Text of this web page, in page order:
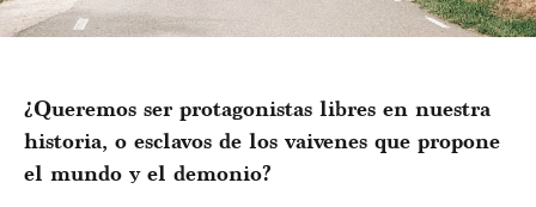
¿Queremos ser protagonistas libres en nuestra
historia, o esclavos de los vaivenes que propone
el mundo y el demonio?